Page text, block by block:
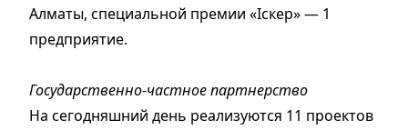
Алматы, специальной премии «Іскер» — 1
предприятие.
Государственно-частное партнерство
На сегодняшний день реализуются 11 проектов